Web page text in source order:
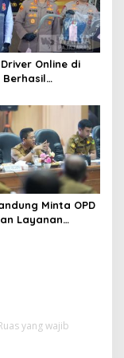
Online di
Berhasil
Minta OPD
Layanan
yang wajib